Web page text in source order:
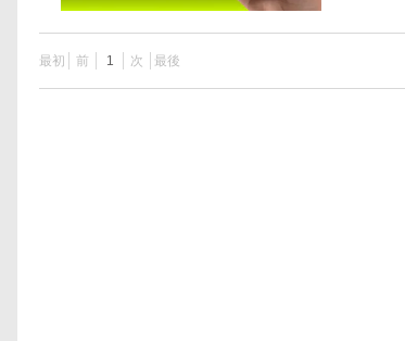
最初 前 1 次 最後